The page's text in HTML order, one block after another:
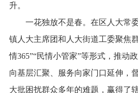
升。
一花独放不是春。在区人大常委
镇人大主席团和人大街道工委聚焦
情365”“民情小管家”等形式，推动
向基层汇聚、服务向家门口延伸，
大批困扰群众多年的难题，赢得了